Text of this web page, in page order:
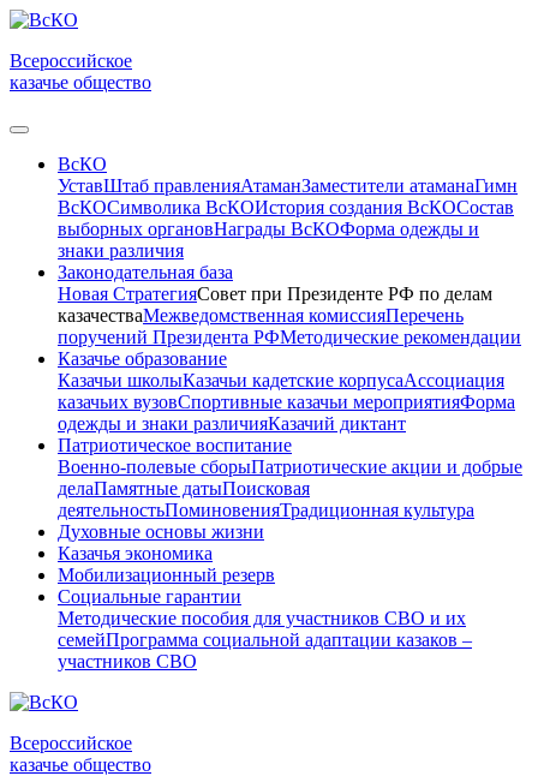
Всероссийское
казачье общество
ВсКО
УставШтаб правленияАтаманЗаместители атаманаГимн
ВсКОСимволика ВсКОИстория создания ВсКОСостав
выборных органовНаграды ВсКОФорма одежды и
знаки различия
Законодательная база
Новая СтратегияСовет при Президенте РФ по делам
казачестваМежведомственная комиссияПеречень
поручений Президента РФМетодические рекомендации
Казачье образование
Казачьи школыКазачьи кадетские корпусаАссоциация
казачьих вузовСпортивные казачьи мероприятияФорма
одежды и знаки различияКазачий диктант
Патриотическое воспитание
Военно-полевые сборыПатриотические акции и добрые
делаПамятные датыПоисковая
деятельностьПоминовенияТрадиционная культура
Духовные основы жизни
Казачья экономика
Мобилизационный резерв
Социальные гарантии
Методические пособия для участников СВО и их
семейПрограмма социальной адаптации казаков –
участников СВО
Всероссийское
казачье общество